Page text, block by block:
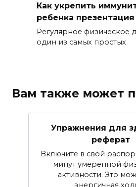
Как укрепить
ребенка презентация
Регулярное физическое
один из самых простых
Вам также может
Упражнения для
реферат
Включите в свой
минут умеренной
активности. Это
энергичная